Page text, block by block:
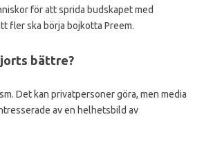
för att sprida budskapet med
fler ska börja bojkotta Preem.
bättre?
Det kan privatpersoner göra, men media
av en helhetsbild av